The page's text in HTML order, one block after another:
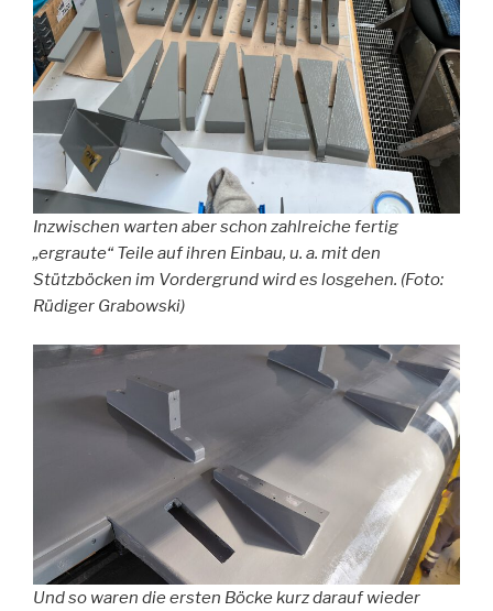
Inzwischen warten aber schon zahlreiche fertig
„ergraute“ Teile auf ihren Einbau, u. a. mit den
Stützböcken im Vordergrund wird es losgehen. (Foto:
Rüdiger Grabowski)
Und so waren die ersten Böcke kurz darauf wieder